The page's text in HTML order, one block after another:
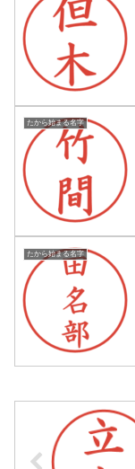
たから始まる名字
たから始まる名字